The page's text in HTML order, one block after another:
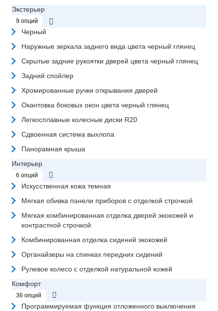
Экстерьер
9 опций
Черный
Наружные зеркала заднего вида цвета черный глянец
Скрытые задние рукоятки дверей цвета черный глянец
Задний спойлер
Хромированные ручки открывания дверей
Окантовка боковых окон цвета черный глянец
Легкосплавные колесные диски R20
Сдвоенная система выхлопа
Панорамная крыша
Интерьер
6 опций
Искусственная кожа темная
Мягкая обивка панели приборов с отделкой строчкой
Мягкая комбинированная отделка дверей экокожей и
контрастной строчкой
Комбинированная отделка сидений экокожей
Органайзеры на спинках передних сидений
Рулевое колесо с отделкой натуральной кожей
Комфорт
36 опций
Программируемая функция отложенного выключения